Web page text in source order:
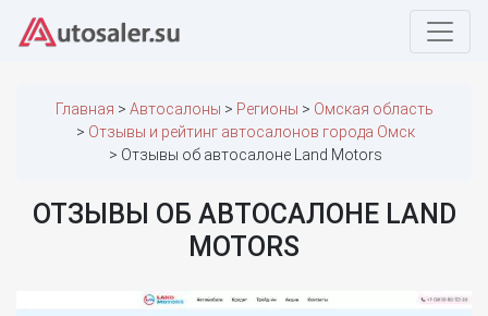
Главная Автосалоны Регионы
Омская область
Отзывы и рейтинг автосалонов города Омск
Отзывы об автосалоне Land Motors
ОТЗЫВЫ ОБ АВТОСАЛОНЕ LAND
MOTORS